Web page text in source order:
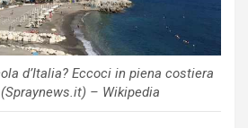
d’Italia? Eccoci in piena costiera
– Wikipedia